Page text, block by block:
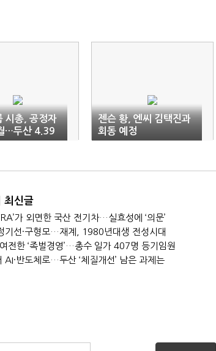
시총, 공정자
…두산 4.39
젠슨 황, 엔씨 김택진과
회동 예정
최신글
가 외면한 국산 전기차…실효성에 ‘의문’
기선·구형모…재계, 1980년대생 전성시대
전한 ‘족벌경영’…총수 일가 407명 등기임원
AI·반도체로…두산 ‘체질개선’ 남은 과제는